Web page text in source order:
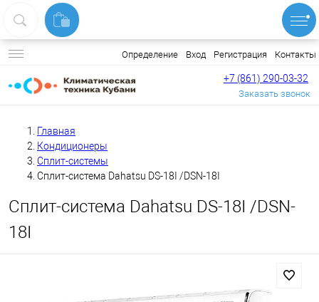
Определение Вход Регистрация Контакты
+7 (861) 290-03-32
Заказать звонок
Главная
Кондиционеры
Сплит-системы
Сплит-система Dahatsu DS-18I /DSN-18I
Сплит-система Dahatsu DS-18I /DSN-
18I